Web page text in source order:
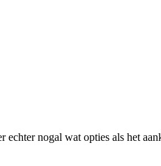
nogal wat opties als het